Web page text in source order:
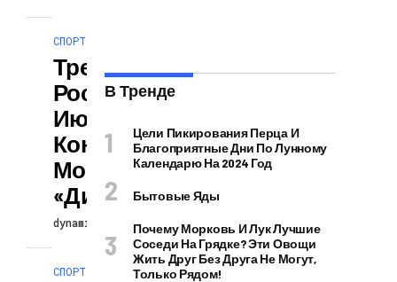
СПОРТ
Тренер Сборной
России Карпин 12
Июня Подпишет
Контракт С
Московским
«Динамо»
dynamicblog 12.06.2025
СПОРТ
В Тренде
Цели Пикирования Перца И
Благоприятные Дни По Лунному
Календарю На 2024 Год
Бытовые Яды
Почему Морковь И Лук Лучшие
Соседи На Грядке? Эти Овощи
Жить Друг Без Друга Не Могут,
Только Рядом!